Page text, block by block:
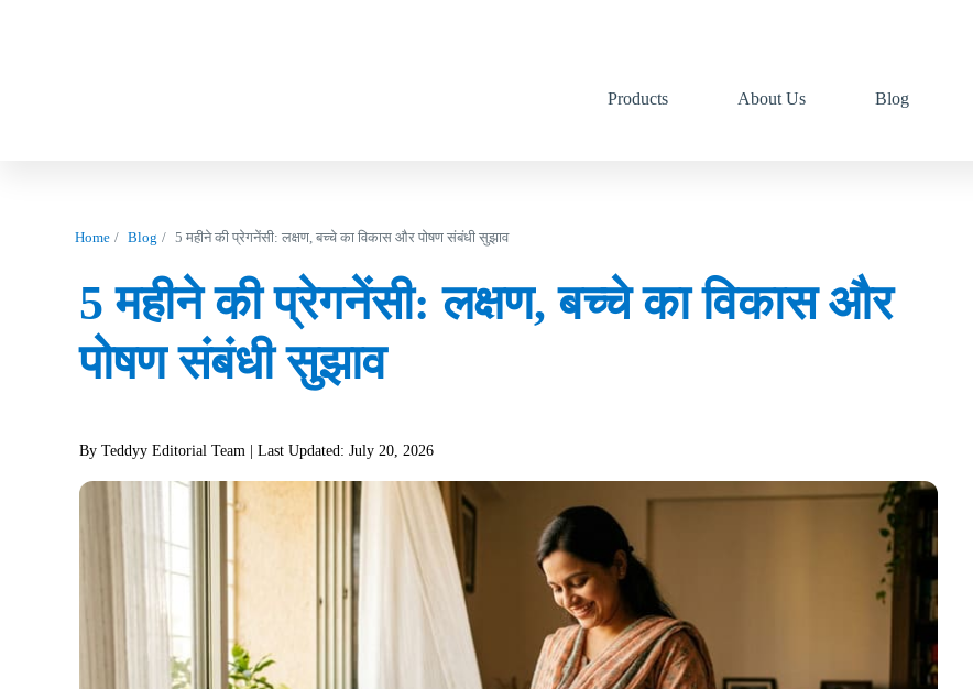
Products About Us Blog
Home Blog 5 महीने की प्रेगनेंसी: लक्षण, बच्चे का विकास और पोषण संबंधी सुझाव
5 महीने की प्रेगनेंसी: लक्षण, बच्चे का विकास और
पोषण संबंधी सुझाव
By Teddyy Editorial Team | Last Updated: July 20, 2026